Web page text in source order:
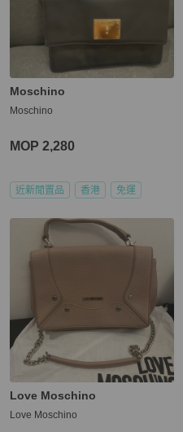
Moschino
Moschino
MOP 2,280
近新閒置品 香港 免運
Love Moschino
Love Moschino